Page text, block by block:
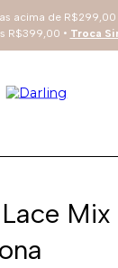
acima de
R$399,00 • Troca